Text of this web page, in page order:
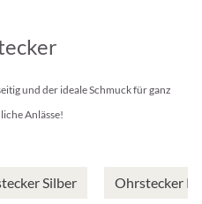
und der ideale Schmuck für ganz
Anlässe!
Silber Ohrstecker